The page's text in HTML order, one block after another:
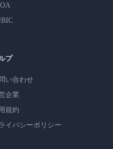
プ
い合わせ
企業
規約
イバシーポリシー